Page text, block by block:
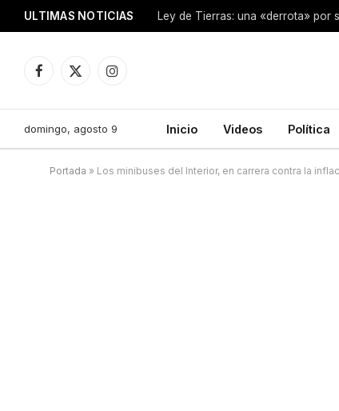
ULTIMAS NOTICIAS Ley de Tierras: una «derrota» por
Facebook
X
Instagram
domingo, agosto 9 Inicio Videos Política
Portada » Los minibuses del Interior, en carrera contra la